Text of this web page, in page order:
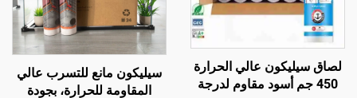
لصاق سيليكون عالي الحرارة
450 جم أسود مقاوم لدرجة
سيليكون مانع للتسرب عالي
المقاومة للحرارة، بجودة